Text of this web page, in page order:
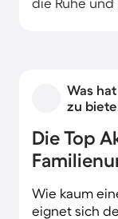
Was
zu
Die Top
Wie kaum
eignet sich